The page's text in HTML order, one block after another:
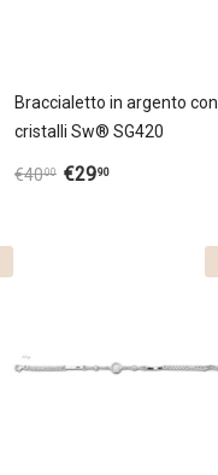
Braccialetto in argento con
cristalli Sw® SG420
€4000 €2990